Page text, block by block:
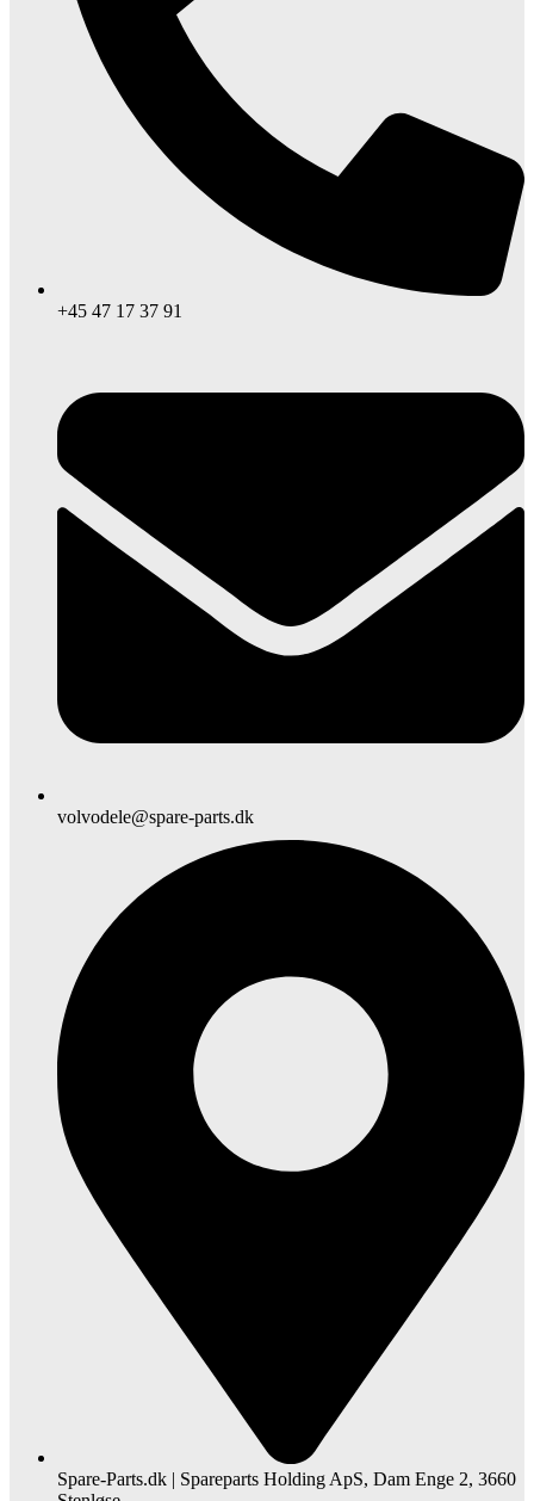
+45 47 17 37 91
volvodele@spare-parts.dk
Spare-Parts.dk | Spareparts Holding ApS, Dam Enge 2, 3660